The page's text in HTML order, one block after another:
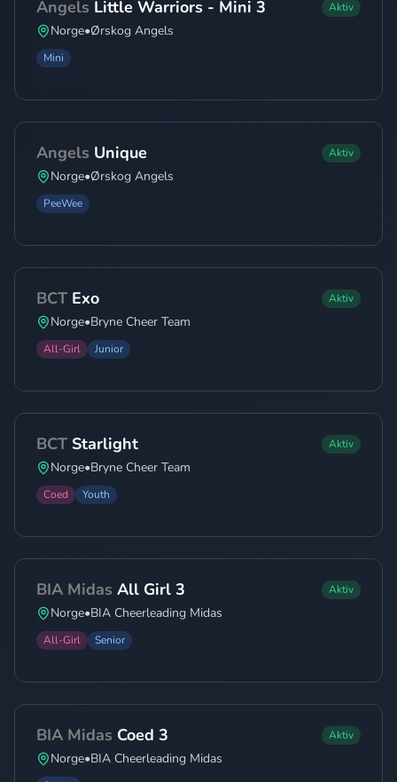
Angels Little Warriors - Mini 3 Aktiv
Norge•Ørskog Angels
Mini
Angels Unique Aktiv
Norge•Ørskog Angels
PeeWee
BCT Exo Aktiv
Norge•Bryne Cheer Team
All-Girl Junior
BCT Starlight Aktiv
Norge•Bryne Cheer Team
Coed Youth
BIA Midas All Girl 3 Aktiv
Norge•BIA Cheerleading Midas
All-Girl Senior
BIA Midas Coed 3 Aktiv
Norge•BIA Cheerleading Midas